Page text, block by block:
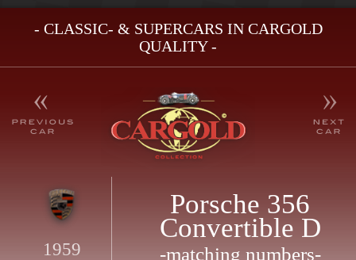
- CLASSIC- & SUPERCARS IN CARGOLD
QUALITY -
1959
Porsche 356
Convertible D
-matching numbers-